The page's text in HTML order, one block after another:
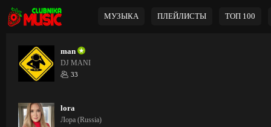
МУЗЫКА ПЛЕЙЛИСТЫ ТОП 100
man
DJ MANI
33
lora
Лора (Russia)